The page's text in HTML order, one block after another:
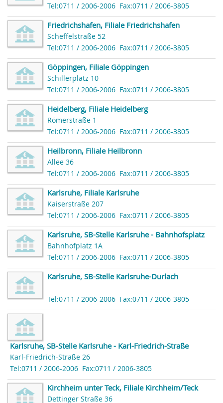
Tel:0711 / 2006-2006 Fax:0711 / 2006-3805
Friedrichshafen, Filiale Friedrichshafen
Scheffelstraße 52
Tel:0711 / 2006-2006 Fax:0711 / 2006-3805
Göppingen, Filiale Göppingen
Schillerplatz 10
Tel:0711 / 2006-2006 Fax:0711 / 2006-3805
Heidelberg, Filiale Heidelberg
Römerstraße 1
Tel:0711 / 2006-2006 Fax:0711 / 2006-3805
Heilbronn, Filiale Heilbronn
Allee 36
Tel:0711 / 2006-2006 Fax:0711 / 2006-3805
Karlsruhe, Filiale Karlsruhe
Kaiserstraße 207
Tel:0711 / 2006-2006 Fax:0711 / 2006-3805
Karlsruhe, SB-Stelle Karlsruhe - Bahnhofsplatz
Bahnhofplatz 1A
Tel:0711 / 2006-2006 Fax:0711 / 2006-3805
Karlsruhe, SB-Stelle Karlsruhe-Durlach
Tel:0711 / 2006-2006 Fax:0711 / 2006-3805
Karlsruhe, SB-Stelle Karlsruhe - Karl-Friedrich-Straße
Karl-Friedrich-Straße 26
Tel:0711 / 2006-2006 Fax:0711 / 2006-3805
Kirchheim unter Teck, Filiale Kirchheim/Teck
Dettinger Straße 36